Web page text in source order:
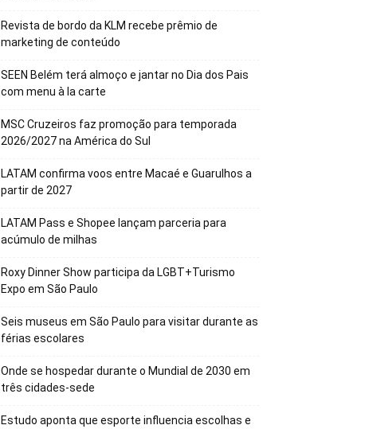
Revista de bordo da KLM recebe prêmio de
marketing de conteúdo
SEEN Belém terá almoço e jantar no Dia dos Pais
com menu à la carte
MSC Cruzeiros faz promoção para temporada
2026/2027 na América do Sul
LATAM confirma voos entre Macaé e Guarulhos a
partir de 2027
LATAM Pass e Shopee lançam parceria para
acúmulo de milhas
Roxy Dinner Show participa da LGBT+Turismo
Expo em São Paulo
Seis museus em São Paulo para visitar durante as
férias escolares
Onde se hospedar durante o Mundial de 2030 em
três cidades-sede
Estudo aponta que esporte influencia escolhas e